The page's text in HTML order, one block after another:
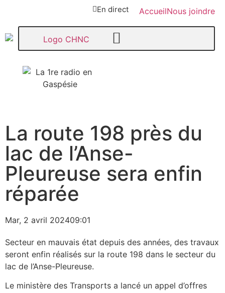
En direct AccueilNous joindre
Paspébiac
La route 198 près du
lac de l’Anse-
Pleureuse sera enfin
réparée
Mar, 2 avril 202409:01
Secteur en mauvais état depuis des années, des travaux
seront enfin réalisés sur la route 198 dans le secteur du
lac de l’Anse-Pleureuse.
Le ministère des Transports a lancé un appel d’offres